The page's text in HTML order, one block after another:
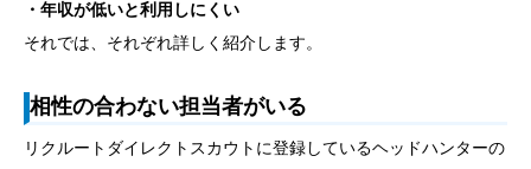
・年収が低いと利用しにくい
それでは、それぞれ詳しく紹介します。
相性の合わない担当者がいる
リクルートダイレクトスカウトに登録しているヘッドハンターの